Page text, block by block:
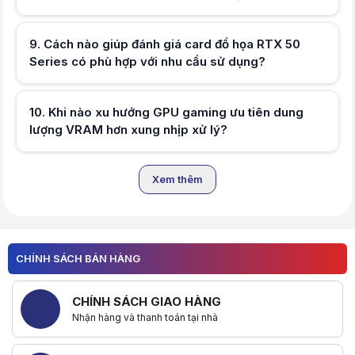
Nhiệt độ cao có thể khiến GPU tự
Nguyên nhân nào khiến NVIDIA
Ngoài GPU, FPS còn chịu ảnh
Cách nào giúp đánh giá card đồ
Hãy xác định độ phân giải màn
Khi nào xu hướng GPU gaming ưu
VRAM trở nên quan trọng hơn khi
Có ảnh hưởng gì nếu hệ thống
Có. Driver cũ có thể làm giảm khả
Hữu ích (0)
Hữu ích (0)
9. Cách nào giúp đánh giá card đồ họa RTX 50
Series có phù hợp với nhu cầu sử dụng?
10. Khi nào xu hướng GPU gaming ưu tiên dung
lượng VRAM hơn xung nhịp xử lý?
Xem thêm
CHÍNH SÁCH BÁN HÀNG
CHÍNH SÁCH GIAO HÀNG
Nhận hàng và thanh toán tại nhà